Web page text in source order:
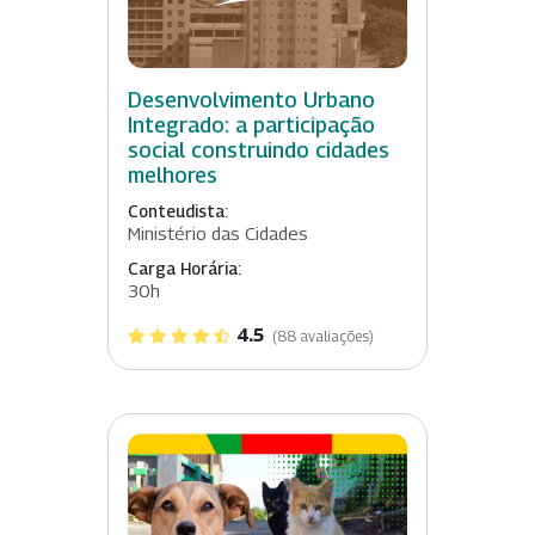
Desenvolvimento Urbano
Integrado: a participação
social construindo cidades
melhores
Conteudista:
Ministério das Cidades
Carga Horária:
30h
4.5 (88 avaliações)